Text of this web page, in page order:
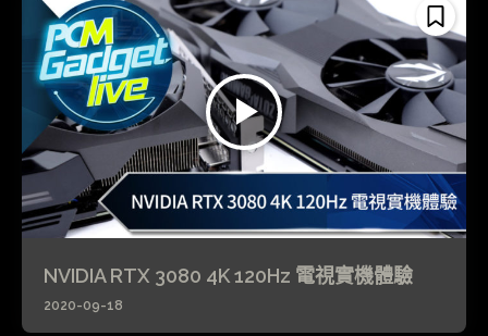
NVIDIA RTX 3080 4K 120Hz 電視實機體驗
2020-09-18